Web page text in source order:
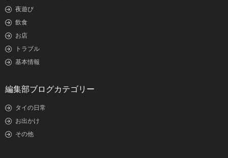
夜遊び
飲食
お店
トラブル
基本情報
編集部ブログカテゴリー
タイの日常
お出かけ
その他